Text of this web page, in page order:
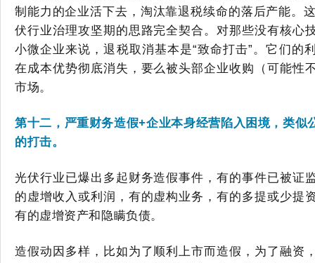
制能力的企业活下去，淘汰靠退税续命的落后产能。
伏行业治理攻坚期的思路完全契合。对那些没有核心
小微企业来说，退税取消基本是“致命打击”。它们的
在成本优势彻底消失，要么被头部企业收购（可能性
市场。
第十二，严重财务造假+企业本身经营陷入困境，类似
的打击。
光伏行业已爆出多起财务造假事件，有的事件已被证
的虚增收入或利润，有的虚构业务，有的多提或少提
有的虚增资产和隐瞒负债。
造假动因多样，比如为了顺利上市而造假，为了融资